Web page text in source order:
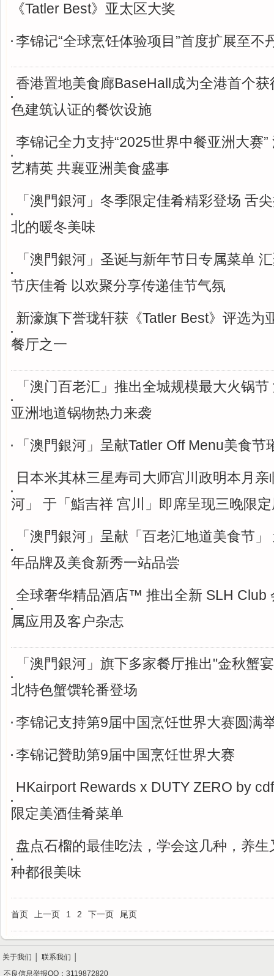
《Tatler Best》亚太区大奖
李锦记“全球烹饪体验项目”首度扩展至不
香港置地美食廊BaseHall成为全港首个
色建筑认证的餐饮设施
李锦记全力支持“2025世界中餐亚洲大赛”
艺精英 共襄亚洲美食盛事
「澳門銀河」冬季限定佳肴精彩登场 舌
北的暖冬美味
「澳門銀河」圣诞与新年节日专属菜单
节庆佳肴 以欢聚分享传递佳节气氛
新濠旗下誉珑轩获《Tatler Best》评选为
餐厅之一
「澳门百老汇」推出全城规模最大火锅
亚洲地道锅物热力来袭
「澳門銀河」呈献Tatler Off Menu美食节
日本米其林三星寿司大师宫川政明本月亲
河」 于「鮨吉祥 宫川」即席呈现三晚限
「澳門銀河」呈献「百老汇地道美食节
年品牌及美食新秀一站品尝
全球奢华精品酒店™ 推出全新 SLH Club
属应用及客户杂志
「澳門銀河」旗下多家餐厅推出"金秋蟹
北特色蟹馔轮番登场
李锦记支持第9届中国烹饪世界大赛圆满
李锦记贊助第9届中国烹饪世界大赛
HKairport Rewards x DUTY ZERO by
限定美酒佳肴菜单
盘点石榴的最佳吃法，学会这几种，养生
种都很美味
首页 上一页 1 2 下一页 尾页
关于我们 联系我们
不良信息举报QQ：3119872820